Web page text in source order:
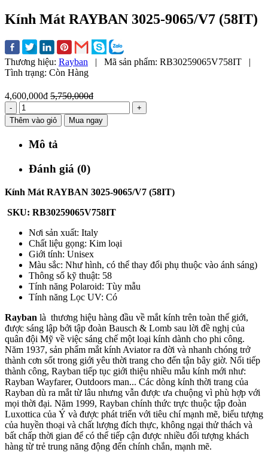
Kính Mát RAYBAN 3025-9065/V7 (58IT)
Thương hiệu: Rayban | Mã sản phẩm: RB30259065V758IT
|
Tình trạng: Còn Hàng
4,600,000đ 5,750,000đ
-
+
Thêm vào giỏ
Mua ngay
Mô tả
Đánh giá (0)
Kính Mát RAYBAN 3025-9065/V7 (58IT)
SKU: RB30259065V758IT
Nơi sản xuất: Italy
Chất liệu gọng: Kim loại
Giới tính: Unisex
Màu sắc: Như hình, có thể thay đổi phụ thuộc vào ánh sáng)
Thông số kỹ thuật: 58
Tính năng Polaroid: Tùy mẫu
Tính năng Lọc UV: Có
Rayban là thương hiệu hàng đầu về mắt kính trên toàn thế giới,
được sáng lập bởi tập đoàn Bausch & Lomb sau lời đề nghị của
quân đội Mỹ về việc sáng chế một loại kính dành cho phi công.
Năm 1937, sản phẩm mắt kính Aviator ra đời và nhanh chóng trở
thành cơn sốt trong giới yêu thời trang cho đến tận bây giờ. Nối tiếp
thành công, Rayban tiếp tục giới thiệu nhiều mẫu kính mới như:
Rayban Wayfarer, Outdoors man... Các dòng kính thời trang của
Rayban dù ra mắt từ lâu nhưng vẫn được ưa chuộng vì phù hợp với
mọi thời đại. Năm 1999, Rayban chính thức trực thuộc tập đoàn
Luxottica của Ý và được phát triển với tiêu chí mạnh mẽ, biểu tượng
của huyền thoại và chất lượng đích thực, không ngại thử thách và
bất chấp thời gian để có thể tiếp cận được nhiều đối tượng khách
hàng từ trẻ trung năng động đến chính chắn, mạnh mẽ.